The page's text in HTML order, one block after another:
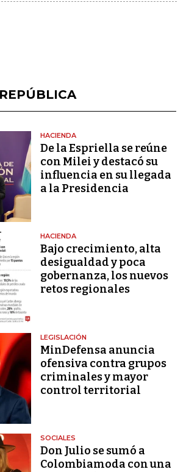
HACIENDA
De la Espriella se reúne
con Milei y destacó su
influencia en su llegada
a la Presidencia
HACIENDA
Bajo crecimiento, alta
desigualdad y poca
gobernanza, los nuevos
retos regionales
LEGISLACIÓN
MinDefensa anuncia
ofensiva contra grupos
criminales y mayor
control territorial
SOCIALES
Don Julio se sumó a
Colombiamoda con una